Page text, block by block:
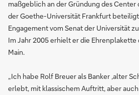
maßgeblich an der Gründung des Center
der Goethe-Universität Frankfurt
Engagement vom Senat der Universität
Im Jahr 2005 erhielt er die
Main.
„Ich habe Rolf Breuer als Banker ‚alter
erlebt, mit klassischem Auftritt, aber